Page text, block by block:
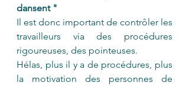
dansent "
Il est donc important de contrôler les
travailleurs via des procédures
rigoureuses, des pointeuses.
Hélas, plus il y a de procédures, plus
la motivation des personnes de